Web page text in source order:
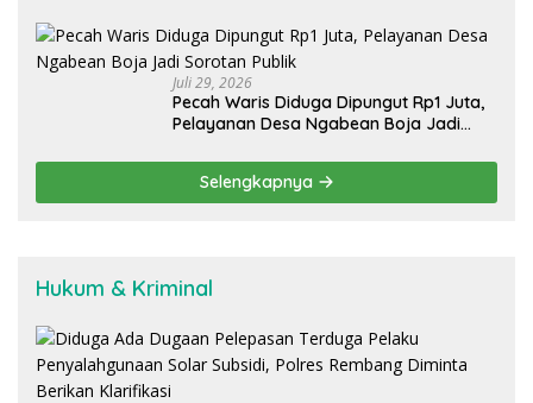
Kedua
Juli 29, 2026
Pecah Waris Diduga Dipungut Rp1 Juta,
Pelayanan Desa Ngabean Boja Jadi
Selengkapnya
Hukum & Kriminal